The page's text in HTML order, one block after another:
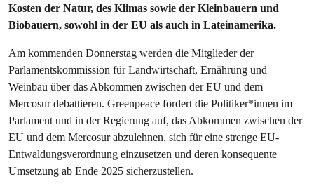
Kosten der Natur, des Klimas sowie der Kleinbauern und
Biobauern, sowohl in der EU als auch in Lateinamerika.
Am kommenden Donnerstag werden die Mitglieder der
Parlamentskommission für Landwirtschaft, Ernährung und
Weinbau über das Abkommen zwischen der EU und dem
Mercosur debattieren. Greenpeace fordert die Politiker*innen im
Parlament und in der Regierung auf, das Abkommen zwischen der
EU und dem Mercosur abzulehnen, sich für eine strenge EU-
Entwaldungsverordnung einzusetzen und deren konsequente
Umsetzung ab Ende 2025 sicherzustellen.